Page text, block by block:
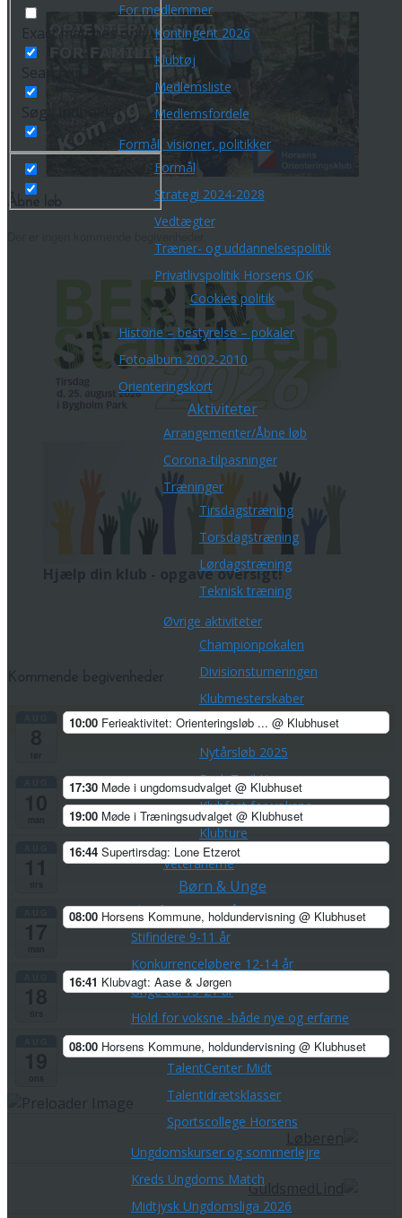
For medlemmer
Kontingent 2026
Klubtøj
Medlemsliste
Medlemsfordele
Formål, visioner, politikker
Formål
Strategi 2024-2028
Vedtægter
Træner- og uddannelsespolitik
Privatlivspolitik Horsens OK
Cookies politik
Historie – bestyrelse – pokaler
Fotoalbum 2002-2010
Orienteringskort
Aktiviteter
Arrangementer/Åbne løb
Corona-tilpasninger
Træninger
Tirsdagstræning
Torsdagstræning
Lørdagstræning
Teknisk træning
Øvrige aktiviteter
Championpokalen
Divisionsturneringen
Klubmesterskaber
Park Tour 2026
Nytårsløb 2025
Dark Trail Horsens
Klubfest for voksne
Klubture
Veteranerne
Børn & Unge
Skovfræsere 5-8 årige
Stifindere 9-11 år
Konkurrenceløbere 12-14 år
Unge ca. 15-21 år
Hold for voksne -både nye og erfarne
Talentudviking
TalentCenter Midt
Talentidrætsklasser
Sportscollege Horsens
Ungdomskurser og sommerlejre
Kreds Ungdoms Match
Midtjysk Ungdomsliga 2026
Exact matches only
Hjælp din klub - opgave oversigt!
10:00 Ferieaktivitet: Orienteringsløb ... @ Klubhuset
17:30 Møde i ungdomsudvalget @ Klubhuset
19:00 Møde i Træningsudvalget @ Klubhuset
16:44 Supertirsdag: Lone Etzerot
08:00 Horsens Kommune, holdundervisning @ Klubhuset
16:41 Klubvagt: Aase & Jørgen
08:00 Horsens Kommune, holdundervisning @ Klubhuset